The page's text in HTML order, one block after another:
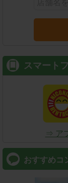
スマート
⇒ ア
おすすめコ